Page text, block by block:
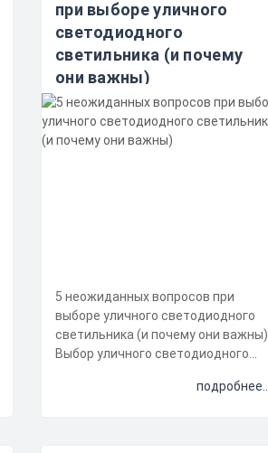
при выборе уличного
светодиодного
светильника (и почему
они важны)
5 неожиданных вопросов при
выборе уличного светодиодного
светильника (и почему они важны)
Выбор уличного светодиодного
подробнее...